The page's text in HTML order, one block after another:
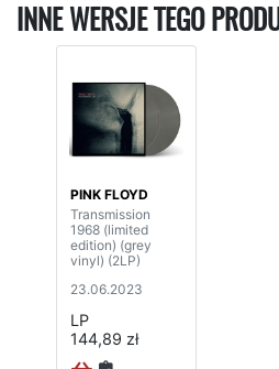
INNE WERSJE TEGO
PINK FLOYD
Transmission
1968 (limited
edition) (grey
vinyl) (2LP)
23.06.2023
LP
144,89 zł